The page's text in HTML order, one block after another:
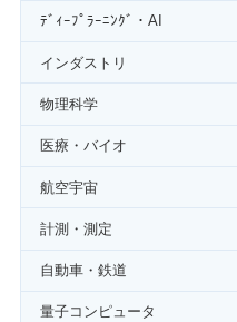
ﾃﾞｨｰﾌﾟﾗｰﾆﾝｸﾞ・AI
インダストリ
物理科学
医療・バイオ
航空宇宙
計測・測定
自動車・鉄道
量子コンピュータ